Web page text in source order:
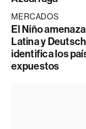
MERCADOS
El Niño
Latina y
identifica los
expuestos